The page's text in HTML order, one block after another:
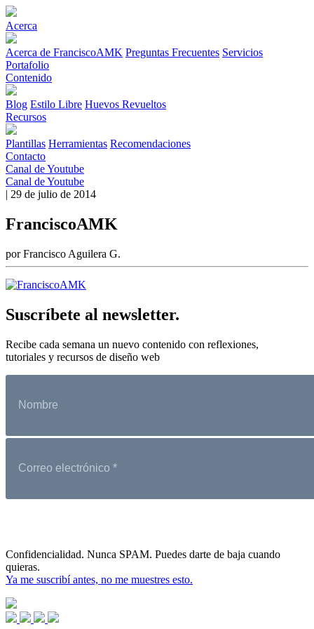
Acerca
Acerca de FranciscoAMK Preguntas Frecuentes Servicios
Portafolio
Contenido
Blog Estilo Libre Huevos Revueltos
Recursos
Plantillas Herramientas Recomendaciones
Contacto
Canal de Youtube
Canal de Youtube
| 29 de julio de 2014
FranciscoAMK
por Francisco Aguilera G.
Suscríbete al newsletter.
Recibe cada semana un nuevo contenido con reflexiones,
tutoriales y recursos de diseño web
Confidencialidad. Nunca SPAM. Puedes darte de baja cuando
quieras.
Ya me suscribí antes, no me muestres esto.